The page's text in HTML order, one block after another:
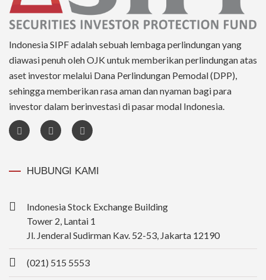
Indonesia SIPF adalah sebuah lembaga perlindungan yang
diawasi penuh oleh OJK untuk memberikan perlindungan atas
aset investor melalui Dana Perlindungan Pemodal (DPP),
sehingga memberikan rasa aman dan nyaman bagi para
investor dalam berinvestasi di pasar modal Indonesia.
HUBUNGI KAMI
Indonesia Stock Exchange Building
Tower 2, Lantai 1
Jl. Jenderal Sudirman Kav. 52-53, Jakarta 12190
(021) 515 5553